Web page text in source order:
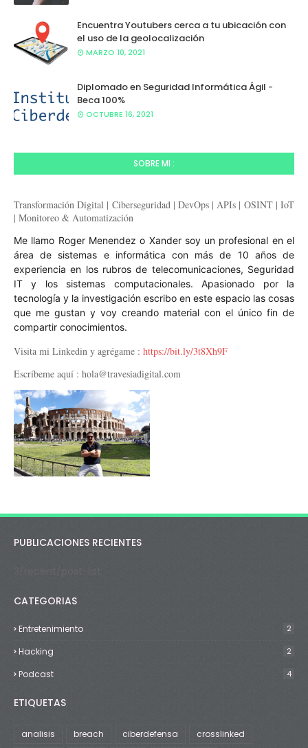
Encuentra Youtubers cerca a tu ubicación con
el uso de la geolocalización
MARZO 10, 2021
Diplomado en Seguridad Informática Ágil -
Beca 100%
OCTUBRE 16, 2021
SOBRE MI :
Transformación Digital | Ciberseguridad | DevOps | APIs | OSINT | IoT
| Monitoreo & Automatización
Me llamo Roger Menendez o Xander soy un profesional en el
área de sistemas e informática con más de 10 años de
experiencia en los rubros de telecomunicaciones, Seguridad
IT y los sistemas computacionales. Apasionado por la
tecnología y la investigación escribo en este espacio las cosas
que me gustan y voy creando material con el único fin de
compartir conocimientos.
Visita mi Linkedin y agrégame : https://bit.ly/3t8Xh9F
Escríbeme aquí : hola@travesiadigital.com
PUBLICACIONES RECIENTES
CATEGORIAS
Entretenimiento 2
Hacking 2
Podcast 4
ETIQUETAS
analisis breach ciberdefensa crosslinked